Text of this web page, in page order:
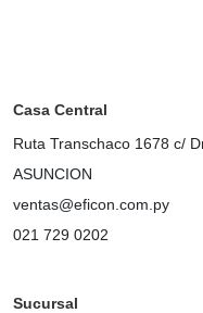
Casa Central
Ruta Transchaco 1678 c/
ASUNCION
ventas@eficon.com.py
021 729 0202
Sucursal